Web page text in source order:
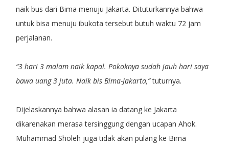
naik bus dari Bima menuju Jakarta. Dituturkannya bahwa
untuk bisa menuju ibukota tersebut butuh waktu 72 jam
perjalanan.
“3 hari 3 malam naik kapal. Pokoknya sudah jauh hari saya
bawa uang 3 juta. Naik bis Bima-Jakarta,”tuturnya.
Dijelaskannya bahwa alasan ia datang ke Jakarta
dikarenakan merasa tersinggung dengan ucapan Ahok.
Muhammad Sholeh juga tidak akan pulang ke Bima